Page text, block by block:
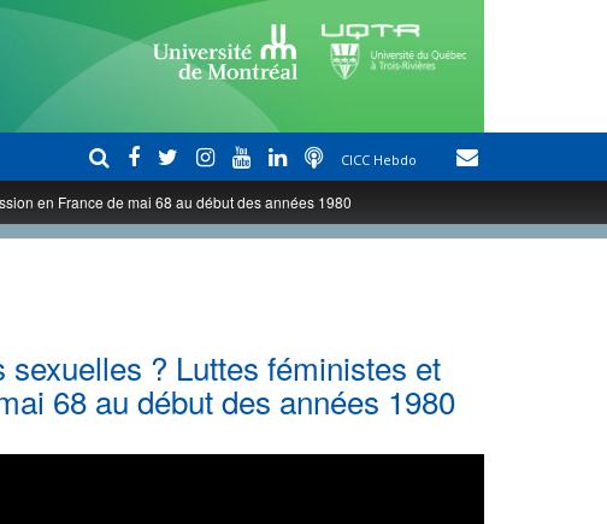
CICC Hebdo
en France de mai 68 au début des années 1980
? Luttes féministes et
68 au début des années 1980